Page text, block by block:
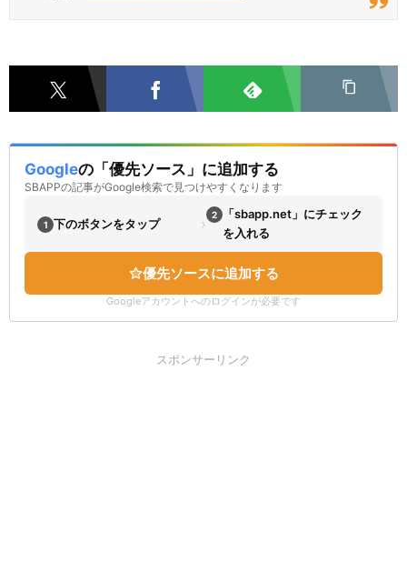
Googleの「優先ソース」に追加する
SBAPPの記事がGoogle検索で見つけやすくなります
1 下のボタンをタップ › 2
「sbapp.net」にチェック
を入れる
優先ソースに追加する
Googleアカウントへのログインが必要です
スポンサーリンク